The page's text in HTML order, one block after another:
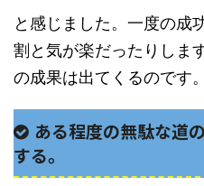
と感じました。一度の成
割と気が楽だったりしま
の成果は出てくるのです。
ある程度の無駄な道
する。